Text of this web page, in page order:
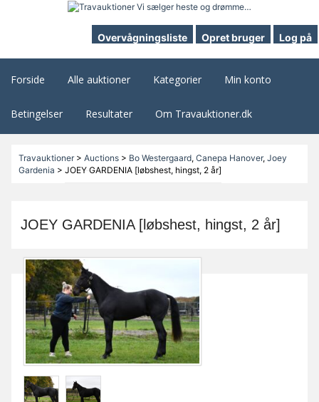
Overvågningsliste Opret bruger Log på
Forside Alle auktioner Kategorier Min konto
Betingelser Resultater Om Travauktioner.dk
Travauktioner> Auctions> Bo Westergaard, Canepa Hanover, Joey
Gardenia > JOEY GARDENIA [løbshest, hingst, 2 år]
JOEY GARDENIA [løbshest, hingst, 2 år]